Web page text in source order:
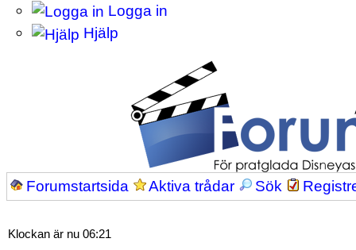
Logga in
Hjälp
Forumstartsida Aktiva trådar Sök
Klockan är nu 06:21